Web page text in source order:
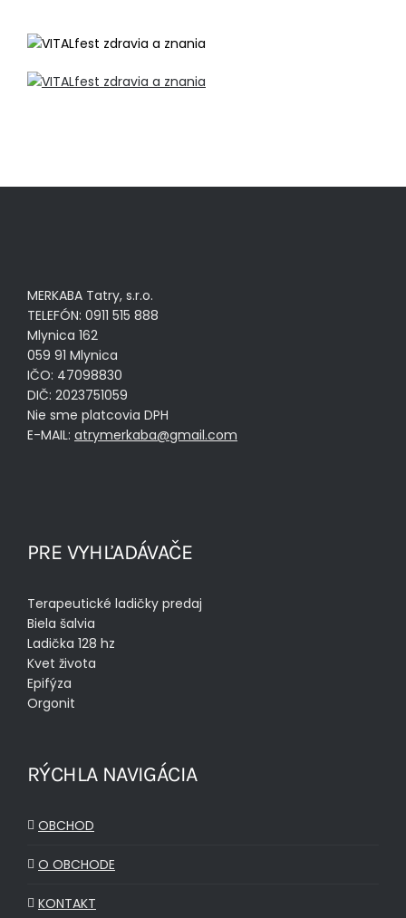
MERKABA Tatry, s.r.o.
TELEFÓN: 0911 515 888
Mlynica 162
059 91 Mlynica
IČO: 47098830
DIČ: 2023751059
Nie sme platcovia DPH
E-MAIL: atrymerkaba@gmail.com
PRE VYHĽADÁVAČE
Terapeutické ladičky predaj
Biela šalvia
Ladička 128 hz
Kvet života
Epifýza
Orgonit
RÝCHLA NAVIGÁCIA
OBCHOD
O OBCHODE
KONTAKT